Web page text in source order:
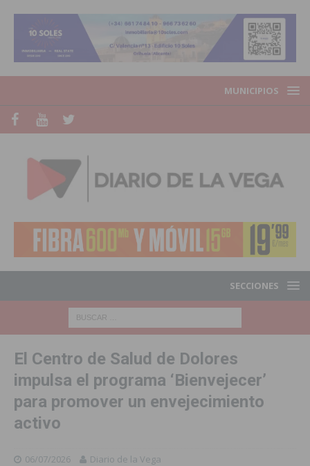
MUNICIPIOS
SECCIONES
El Centro de Salud de Dolores
impulsa el programa ‘Bienvejecer’
para promover un envejecimiento
activo
06/07/2026 Diario de la Vega